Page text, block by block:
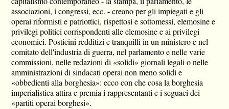
associazioni, i congressi, ecc. - creano per gli impiegati e gli
operai riformisti e patriottici, rispettosi e sottomessi, elemosine e
privilegi politici corrispondenti alle elemosine e ai privilegi
economici. Posticini redditizi e tranquilli in un ministero e nel
comitato dell'industria di guerra, nel parlamento e nelle varie
commissioni, nelle redazioni di «solidi» giornali legali o nelle
amministrazioni di sindacati operai non meno solidi e
«obbedienti alla borghesia»: ecco con che cosa la borghesia
imperialistica attira e premia i rappresentanti e i seguaci dei
«partiti operai borghesi».